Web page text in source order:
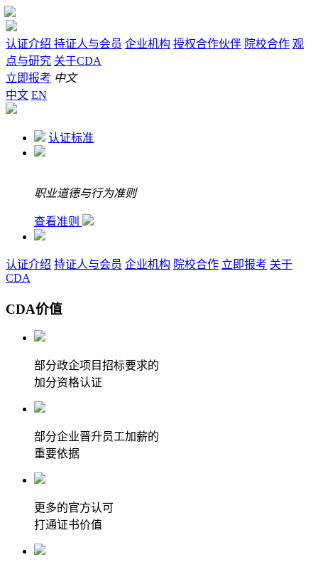
认证介绍 持证人与会员 企业机构 授权合作伙伴 院校合作 观
点与研究 关于CDA
立即报考 中文
中文 EN
认证标准
职业道德与行为准则
查看准则
认证介绍 持证人与会员 企业机构 院校合作 立即报考 关于
CDA
CDA价值
部分政企项目招标要求的
加分资格认证
部分企业晋升员工加薪的
重要依据
更多的官方认可
打通证书价值